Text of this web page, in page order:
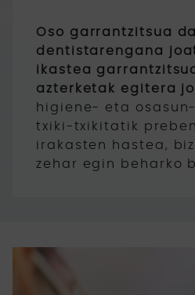
Oso garrantzitsua
dentistarengana
ikastea
azterketak egitera
higiene- eta
txiki-txikitatik
irakasten hastea,
zehar egin beharko